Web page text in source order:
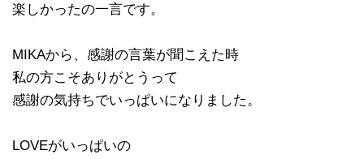
楽しかったの一言です。
MIKAから、感謝の言葉が聞こえた時
私の方こそありがとうって
感謝の気持ちでいっぱいになりました。
LOVEがいっぱいの